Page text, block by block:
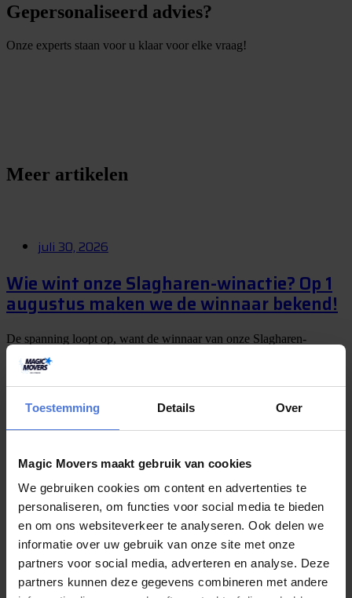
Toestemming Details Over
Magic Movers maakt gebruik van cookies
We gebruiken cookies om content en advertenties te
personaliseren, om functies voor social media te bieden
en om ons websiteverkeer te analyseren. Ook delen we
informatie over uw gebruik van onze site met onze
partners voor social media, adverteren en analyse. Deze
partners kunnen deze gegevens combineren met andere
Gepersonaliseerd advies?
Onze experts staan voor u klaar voor elke vraag!
Meer artikelen
juli 30, 2026
Wie wint onze Slagharen-winactie? Op 1
augustus maken we de winnaar bekend!
De spanning loopt op, want de winnaar van onze Slagharen-
winactie wordt bijna bekendgemaakt! De afgelopen periode kon u
via Magic Movers kans maken op een...
juli 29, 2026
Verhuizen zonder chaos? Dit zijn mijn
beste tips
Een verhuizing is natuurlijk hartstikke leuk, maar eerlijk is eerlijk: er
komt vaak meer bij kijken dan je vooraf denkt. Dozen inpakken,
meubels uit elkaar...